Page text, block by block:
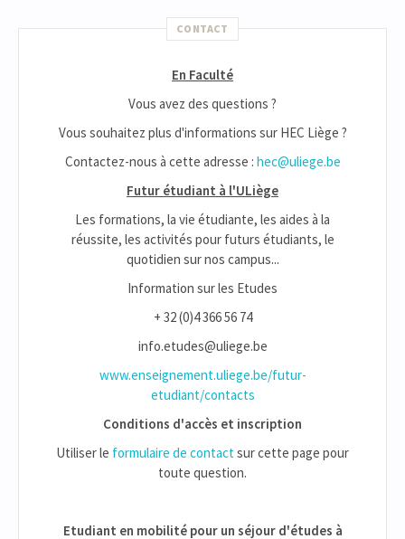
CONTACT
En Faculté
Vous avez des questions ?
Vous souhaitez plus d'informations sur HEC Liège ?
Contactez-nous à cette adresse : hec@uliege.be
Futur étudiant à l'ULiège
Les formations, la vie étudiante, les aides à la
réussite, les activités pour futurs étudiants, le
quotidien sur nos campus...
Information sur les Etudes
+ 32 (0)4 366 56 74
info.etudes@uliege.be
www.enseignement.uliege.be/futur-
etudiant/contacts
Conditions d'accès et inscription
Utiliser le formulaire de contactsur cette page pour
toute question.
Etudiant en mobilité pour un séjour d'études à